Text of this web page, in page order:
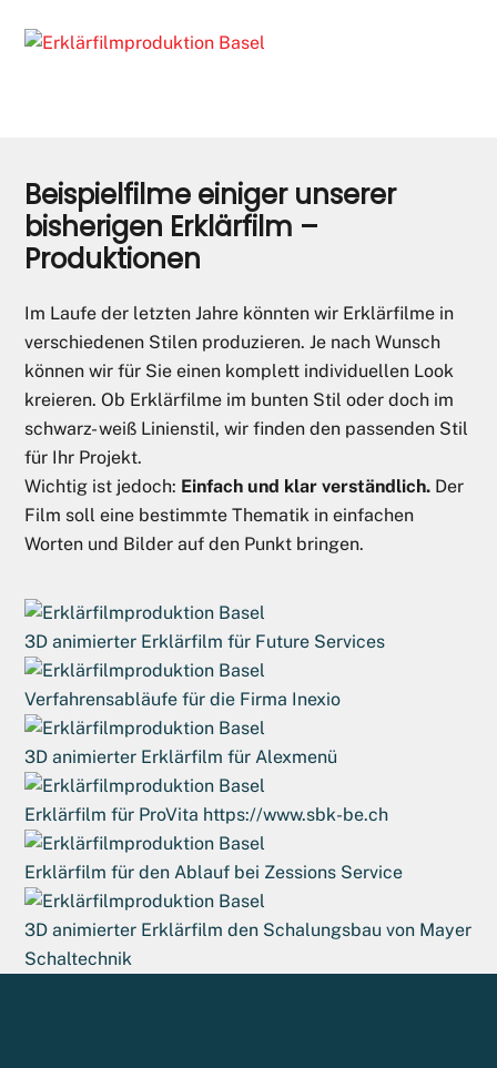
Beispielfilme einiger unserer
bisherigen Erklärfilm –
Produktionen
Im Laufe der letzten Jahre könnten wir Erklärfilme in
verschiedenen Stilen produzieren. Je nach Wunsch
können wir für Sie einen komplett individuellen Look
kreieren. Ob Erklärfilme im bunten Stil oder doch im
schwarz- weiß Linienstil, wir finden den passenden Stil
für Ihr Projekt.
Wichtig ist jedoch: Einfach und klar verständlich. Der
Film soll eine bestimmte Thematik in einfachen
Worten und Bilder auf den Punkt bringen.
3D animierter Erklärfilm für Future Services
Verfahrensabläufe für die Firma Inexio
3D animierter Erklärfilm für Alexmenü
Erklärfilm für ProVita https://www.sbk-be.ch
Erklärfilm für den Ablauf bei Zessions Service
3D animierter Erklärfilm den Schalungsbau von Mayer
Schaltechnik